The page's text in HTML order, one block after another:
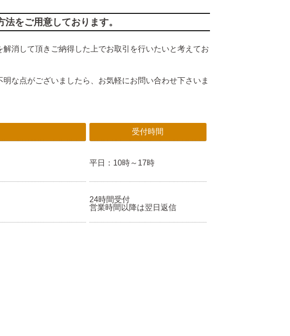
をご用意しております。
消して頂きご納得した上でお取引を行いたいと考えてお
な点がございましたら、お気軽にお問い合わせ下さいま
受付時間
平日：10時～17時
24時間受付
営業時間以降は翌日返信